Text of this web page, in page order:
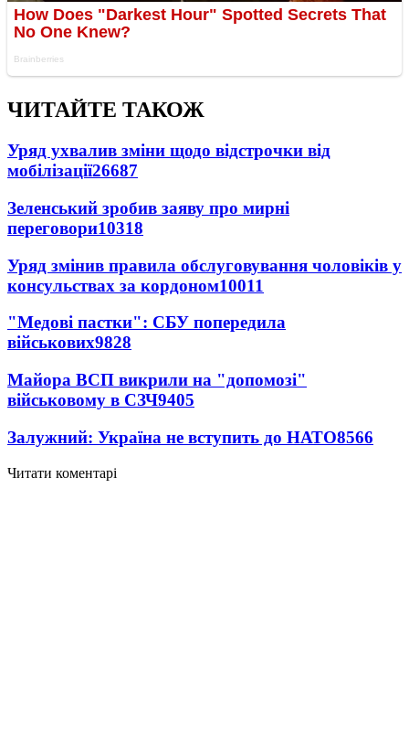
ЧИТАЙТЕ ТАКОЖ
Уряд ухвалив зміни щодо відстрочки від
мобілізації26687
Зеленський зробив заяву про мирні
переговори10318
Уряд змінив правила обслуговування чоловіків у
консульствах за кордоном10011
"Медові пастки": СБУ попередила
військових9828
Майора ВСП викрили на "допомозі"
військовому в СЗЧ9405
Залужний: Україна не вступить до НАТО8566
Читати коментарі